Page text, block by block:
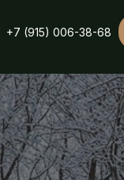
+7 (915) 006-38-68